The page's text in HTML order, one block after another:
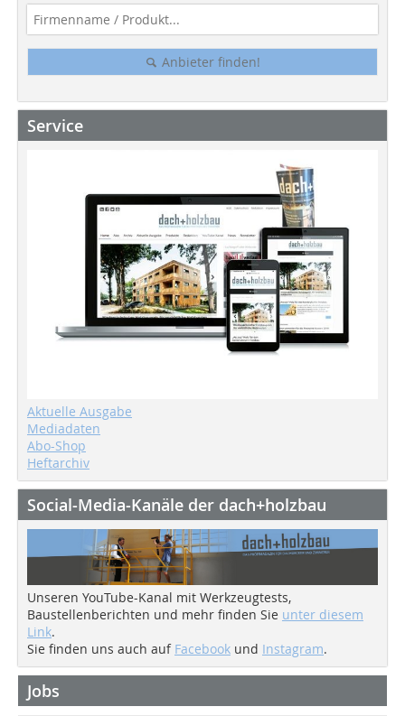
Anbieter finden!
Service
Aktuelle Ausgabe
Mediadaten
Abo-Shop
Heftarchiv
Social-Media-Kanäle der dach+holzbau
Unseren YouTube-Kanal mit Werkzeugtests,
Baustellenberichten und mehr finden Sie unter diesem
Link.
Sie finden uns auch auf Facebook und Instagram.
Jobs